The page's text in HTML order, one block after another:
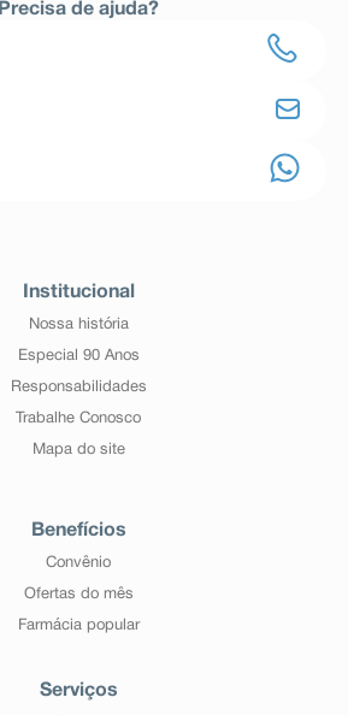
Precisa de ajuda?
Institucional
Nossa história
Especial 90 Anos
Responsabilidades
Trabalhe Conosco
Mapa do site
Benefícios
Convênio
Ofertas do mês
Farmácia popular
Serviços